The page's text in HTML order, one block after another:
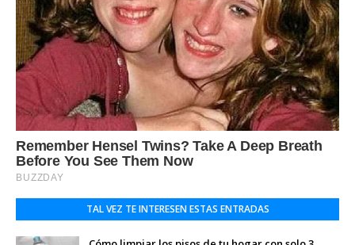
TAL VEZ TE INTERESEN ESTAS ENTRADAS